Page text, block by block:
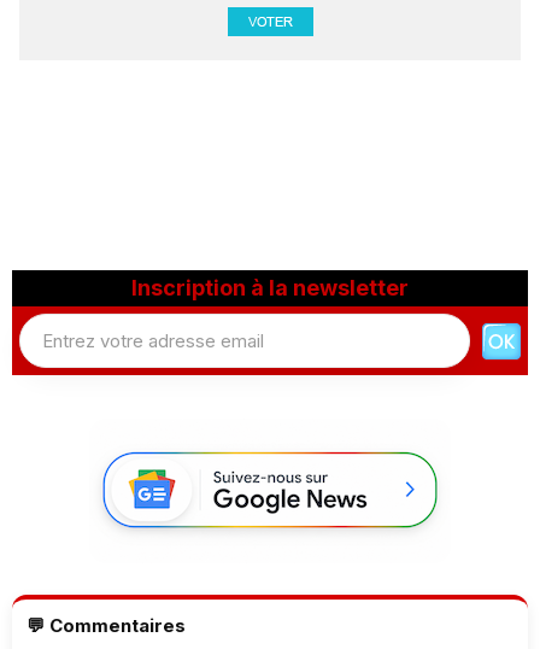
Inscription à la newsletter
💬 Commentaires